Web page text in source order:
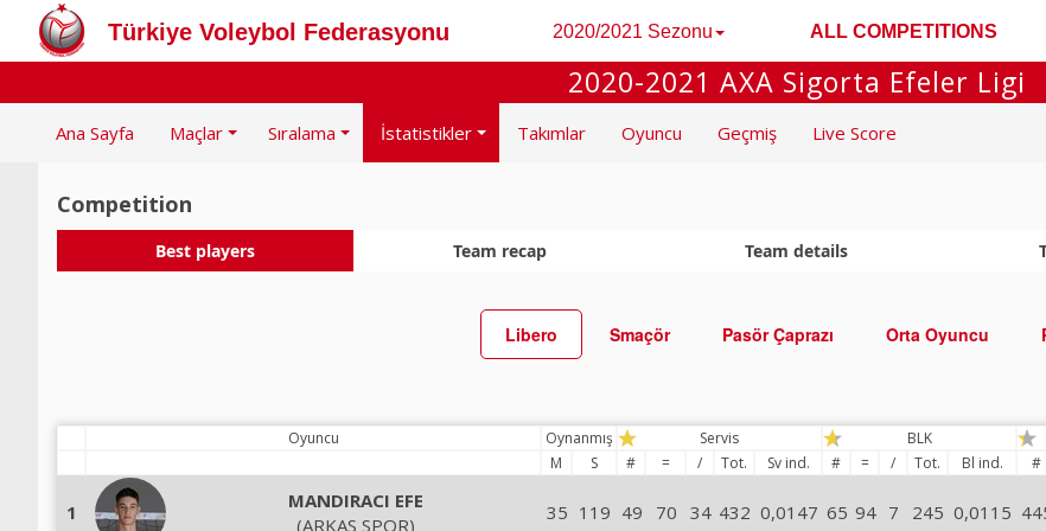
Türkiye Voleybol Federasyonu 2020/2021 Sezonu ALL COMPETITIONS
2020-2021 AXA Sigorta Efeler Ligi
Ana Sayfa Maçlar Sıralama İstatistikler Takımlar Oyuncu Geçmiş Live Score
Competition
Best players Team recap Team details
Libero Smaçör Pasör Çaprazı Orta Oyuncu
Oyuncu Oynanmış Servis BLK
M
S # = / Tot. Sv ind. # = / Tot. Bl ind. #
1
MANDIRACI EFE
(ARKAS SPOR)
35 119 49 70 34 432 0,0147 65 94 7 245 0,0115